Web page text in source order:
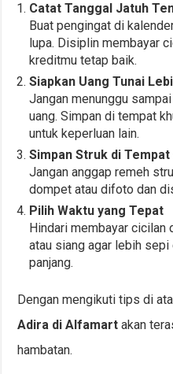
Catat Tanggal Jatuh
Buat pengingat di
lupa. Disiplin membayar
kreditmu tetap baik.
Siapkan Uang Tunai
Jangan menunggu
uang. Simpan di tempat
untuk keperluan lain.
Simpan Struk di Tempat
Jangan anggap remeh
dompet atau difoto dan
Pilih Waktu yang Tepat
Hindari membayar cicilan
atau siang agar lebih
panjang.
Dengan mengikuti tips di
Adira di Alfamart akan
hambatan.